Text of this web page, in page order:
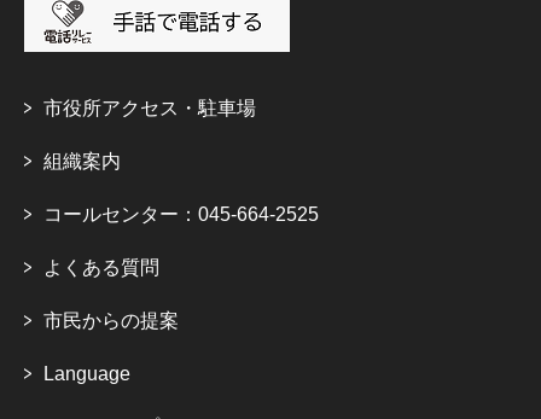
市役所アクセス・駐車場
組織案内
コールセンター：045-664-2525
よくある質問
市民からの提案
Language